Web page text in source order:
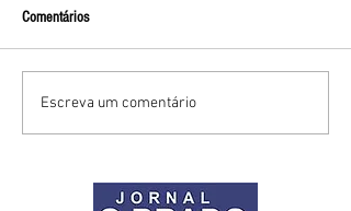
Comentários
Escreva um comentário